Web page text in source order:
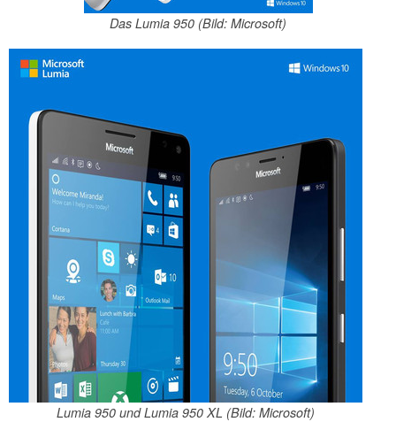
Das Lumia 950 (Bild: Microsoft)
Lumia 950 und Lumia 950 XL (Bild: Microsoft)